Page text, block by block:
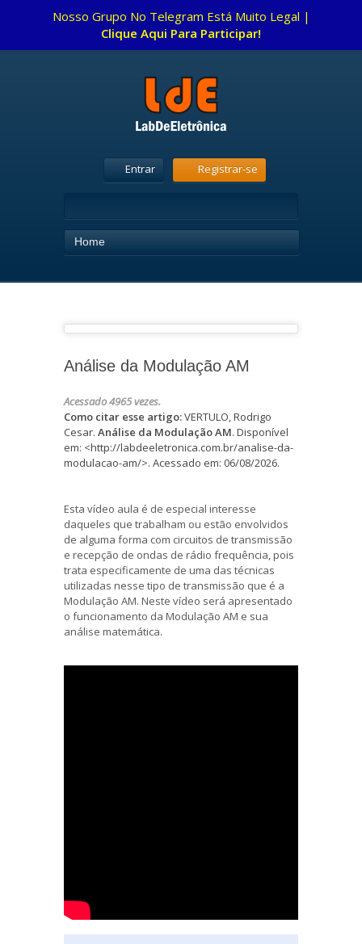
Entrar Registrar-se
Home
Análise da Modulação AM
Acessado 4965 vezes.
Como citar esse artigo:VERTULO, Rodrigo
Cesar. Análise da Modulação AM. Disponível
em: <http://labdeeletronica.com.br/analise-da-
modulacao-am/>. Acessado em: 06/08/2026.
Esta vídeo aula é de especial interesse
daqueles que trabalham ou estão envolvidos
de alguma forma com circuitos de transmissão
e recepção de ondas de rádio frequência, pois
trata especificamente de uma das técnicas
utilizadas nesse tipo de transmissão que é a
Modulação AM. Neste vídeo será apresentado
o funcionamento da Modulação AM e sua
análise matemática.
Nosso Grupo No Telegram Está Muito Legal |
Clique Aqui Para Participar!